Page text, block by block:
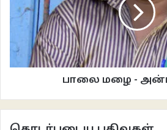
ஊருக்குக் கிளம்ப ஆயத்தமானேன்.
போதே மொபைல் ஒலிக்கும் சப்தம்
ஒலித்தது. மனைவி எடுத்துப் பேசியதும்
என்ற யோசனையில் வேகமாகக் குளித்து
என்றவள் எதிலும் அக்கறை இல்லாதது போலத்
அம்மாவை அழைத்தேன்.பாலை மழை -